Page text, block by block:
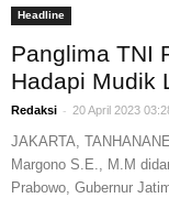
Headline
Panglima TNI
Hadapi Mudik
Redaksi - 20 April 2023
JAKARTA,
Margono S.E., M.M
Prabowo, Gubernur